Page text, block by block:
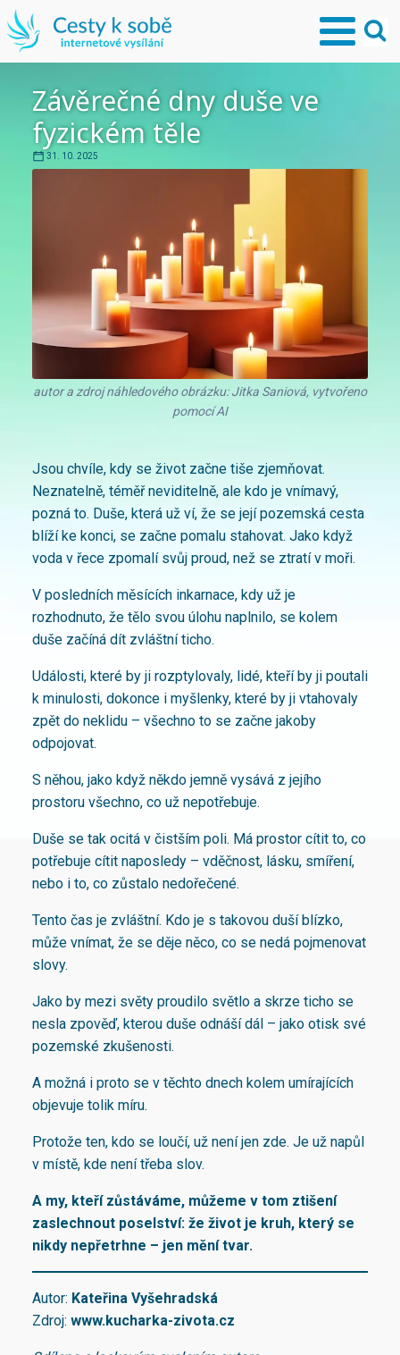
Závěrečné dny duše ve
fyzickém těle
31. 10. 2025
autor a zdroj náhledového obrázku: Jitka Saniová, vytvořeno
pomocí AI
Jsou chvíle, kdy se život začne tiše zjemňovat.
Neznatelně, téměř neviditelně, ale kdo je vnímavý,
pozná to. Duše, která už ví, že se její pozemská cesta
blíží ke konci, se začne pomalu stahovat. Jako když
voda v řece zpomalí svůj proud, než se ztratí v moři.
V posledních měsících inkarnace, kdy už je
rozhodnuto, že tělo svou úlohu naplnilo, se kolem
duše začíná dít zvláštní ticho.
Události, které by ji rozptylovaly, lidé, kteří by ji poutali
k minulosti, dokonce i myšlenky, které by ji vtahovaly
zpět do neklidu – všechno to se začne jakoby
odpojovat.
S něhou, jako když někdo jemně vysává z jejího
prostoru všechno, co už nepotřebuje.
Duše se tak ocitá v čistším poli. Má prostor cítit to, co
potřebuje cítit naposledy – vděčnost, lásku, smíření,
nebo i to, co zůstalo nedořečené.
Tento čas je zvláštní. Kdo je s takovou duší blízko,
může vnímat, že se děje něco, co se nedá pojmenovat
slovy.
Jako by mezi světy proudilo světlo a skrze ticho se
nesla zpověď, kterou duše odnáší dál – jako otisk své
pozemské zkušenosti.
A možná i proto se v těchto dnech kolem umírajících
objevuje tolik míru.
Protože ten, kdo se loučí, už není jen zde. Je už napůl
v místě, kde není třeba slov.
A my, kteří zůstáváme, můžeme v tom ztišení
zaslechnout poselství: že život je kruh, který se
nikdy nepřetrhne – jen mění tvar.
Autor: Kateřina Vyšehradská
Zdroj: www.kucharka-zivota.cz